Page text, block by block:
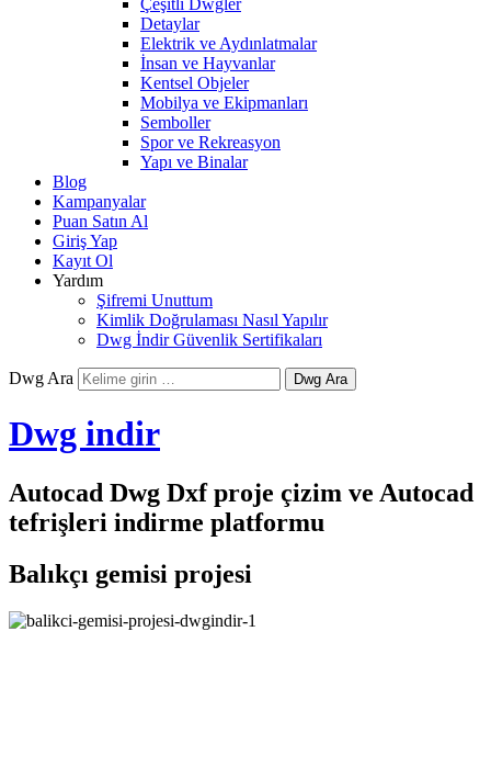
Detaylar
Elektrik ve Aydınlatmalar
İnsan ve Hayvanlar
Kentsel Objeler
Mobilya ve Ekipmanları
Semboller
Spor ve Rekreasyon
Yapı ve Binalar
Blog
Kampanyalar
Puan Satın Al
Giriş Yap
Kayıt Ol
Yardım
Şifremi Unuttum
Kimlik Doğrulaması Nasıl Yapılır
Dwg İndir Güvenlik Sertifikaları
Dwg Ara
Dwg indir
Autocad Dwg Dxf proje çizim ve Autocad
tefrişleri indirme platformu
Balıkçı gemisi projesi